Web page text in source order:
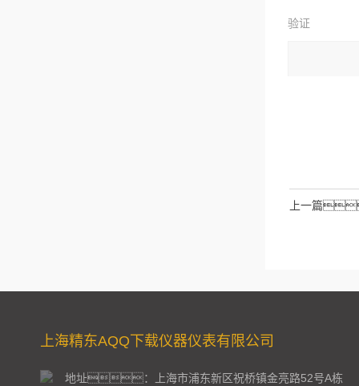
验证
如：三加
上一篇
上海精东AQQ下载仪器仪表有限公司
地址：上海市浦东新区祝桥镇金亮路52号A栋